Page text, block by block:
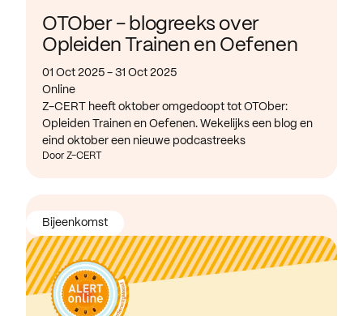
OTOber - blogreeks over
Opleiden Trainen en Oefenen
01 Oct 2025 - 31 Oct 2025
Online
Z-CERT heeft oktober omgedoopt tot OTOber:
Opleiden Trainen en Oefenen. Wekelijks een blog en
eind oktober een nieuwe podcastreeks
Door Z-CERT
Bijeenkomst